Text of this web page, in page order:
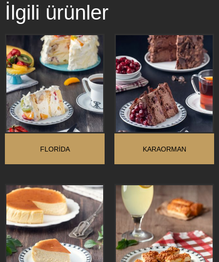
İlgili ürünler
FLORIDA KARAORMAN